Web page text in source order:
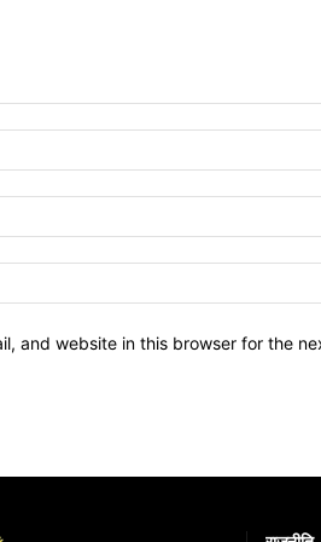
and website in this browser for the